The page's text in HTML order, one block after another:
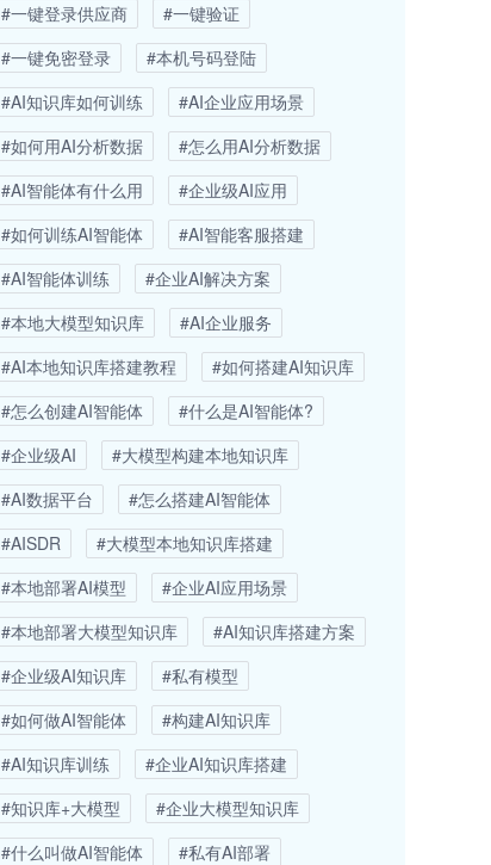
#一键登录供应商
#一键验证
#一键免密登录
#本机号码登陆
#AI知识库如何训练
#AI企业应用场景
#如何用AI分析数据
#怎么用AI分析数据
#AI智能体有什么用
#企业级AI应用
#如何训练AI智能体
#AI智能客服搭建
#AI智能体训练
#企业AI解决方案
#本地大模型知识库
#AI企业服务
#AI本地知识库搭建教程
#如何搭建AI知识库
#怎么创建AI智能体
#什么是AI智能体?
#企业级AI
#大模型构建本地知识库
#AI数据平台
#怎么搭建AI智能体
#AISDR
#大模型本地知识库搭建
#本地部署AI模型
#企业AI应用场景
#本地部署大模型知识库
#AI知识库搭建方案
#企业级AI知识库
#私有模型
#如何做AI智能体
#构建AI知识库
#AI知识库训练
#企业AI知识库搭建
#知识库+大模型
#企业大模型知识库
#什么叫做AI智能体
#私有AI部署